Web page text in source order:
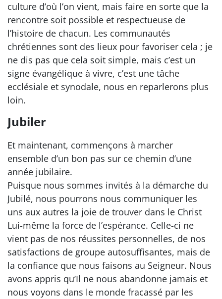
culture d’où l’on vient, mais faire en sorte que la
rencontre soit possible et respectueuse de
l’histoire de chacun. Les communautés
chrétiennes sont des lieux pour favoriser cela ; je
ne dis pas que cela soit simple, mais c’est un
signe évangélique à vivre, c’est une tâche
ecclésiale et synodale, nous en reparlerons plus
loin.
Jubiler
Et maintenant, commençons à marcher
ensemble d’un bon pas sur ce chemin d’une
année jubilaire.
Puisque nous sommes invités à la démarche du
Jubilé, nous pourrons nous communiquer les
uns aux autres la joie de trouver dans le Christ
Lui-même la force de l’espérance. Celle-ci ne
vient pas de nos réussites personnelles, de nos
satisfactions de groupe autosuffisantes, mais de
la confiance que nous faisons au Seigneur. Nous
avons appris qu’Il ne nous abandonne jamais et
nous voyons dans le monde fracassé par les